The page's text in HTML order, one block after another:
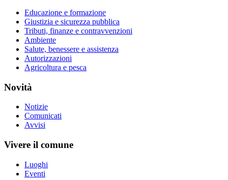
Educazione e formazione
Giustizia e sicurezza pubblica
Tributi, finanze e contravvenzioni
Ambiente
Salute, benessere e assistenza
Autorizzazioni
Agricoltura e pesca
Novità
Notizie
Comunicati
Avvisi
Vivere il comune
Luoghi
Eventi